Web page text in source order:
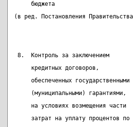
     бюджета
(в ред. Постановления
8.  Контроль за заключением
     кредитных договоров,
     обеспеченных государственными
     (муниципальными) гарантиями,
     на условиях возмещения части
     затрат на уплату процентов по